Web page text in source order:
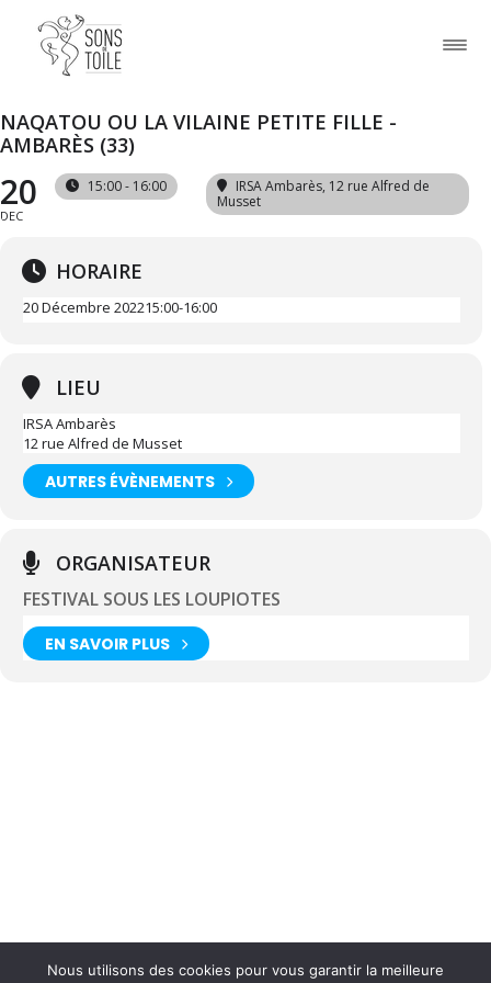
NAQATOU OU LA VILAINE PETITE FILLE -
AMBARÈS (33)
20
DEC
15:00 - 16:00 IRSA Ambarès, 12 rue Alfred de
Musset
HORAIRE
20 Décembre 202215:00-16:00
LIEU
IRSA Ambarès
12 rue Alfred de Musset
AUTRES ÉVÈNEMENTS
ORGANISATEUR
FESTIVAL SOUS LES LOUPIOTES
EN SAVOIR PLUS
Nous utilisons des cookies pour vous garantir la meilleure